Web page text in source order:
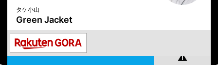
タケ小山
Green Jacket